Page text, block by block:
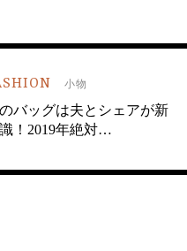
小物
バッグは夫とシェアが新
！2019年絶対…